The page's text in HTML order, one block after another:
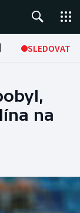
SLEDOVAT
na